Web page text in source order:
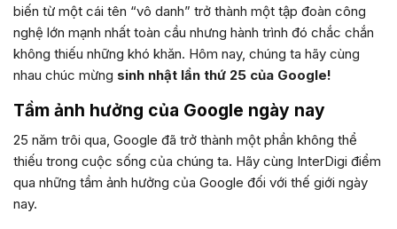
biến từ một cái tên “vô danh” trở thành một tập đoàn công
nghệ lớn mạnh nhất toàn cầu nhưng hành trình đó chắc chắn
không thiếu những khó khăn. Hôm nay, chúng ta hãy cùng
nhau chúc mừng sinh nhật lần thứ 25 của Google!
Tầm ảnh hưởng của Google ngày nay
25 năm trôi qua, Google đã trở thành một phần không thể
thiếu trong cuộc sống của chúng ta. Hãy cùng InterDigi điểm
qua những tầm ảnh hưởng của Google đối với thế giới ngày
nay.